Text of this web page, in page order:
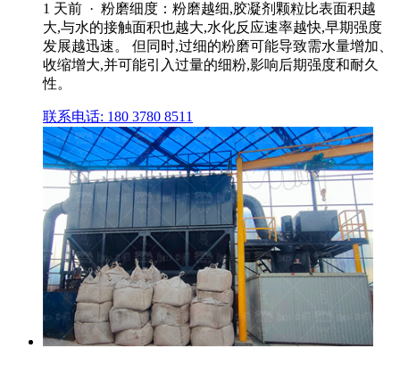
1 天前 · 粉磨细度：粉磨越细,胶凝剂颗粒比表面积越
大,与水的接触面积也越大,水化反应速率越快,早期强度
发展越迅速。 但同时,过细的粉磨可能导致需水量增加、
收缩增大,并可能引入过量的细粉,影响后期强度和耐久
性。
联系电话: 180 3780 8511